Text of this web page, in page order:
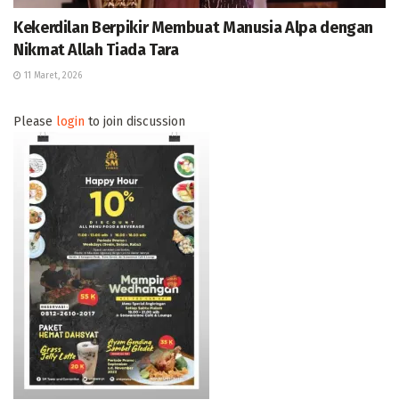
Kekerdilan Berpikir Membuat Manusia Alpa dengan
Nikmat Allah Tiada Tara
11 Maret, 2026
Please login to join discussion